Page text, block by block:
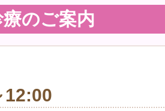
のご案内
12:00